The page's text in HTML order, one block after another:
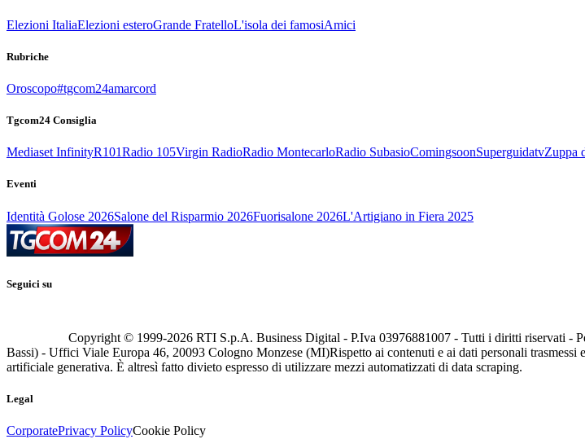
Elezioni ItaliaElezioni esteroGrande FratelloL'isola dei famosiAmici
Rubriche
Oroscopo#tgcom24amarcord
Tgcom24 Consiglia
Mediaset InfinityR101Radio 105Virgin RadioRadio MontecarloRadio SubasioComingsoonSuperguidatvZuppa
Eventi
Identità Golose 2026Salone del Risparmio 2026Fuorisalone 2026L'Artigiano in Fiera 2025
Seguici su
Copyright © 1999-2026 RTI S.p.A. Business Digital - P.Iva 03976881007 - Tutti i diritti riservati -
Bassi) - Uffici Viale Europa 46, 20093 Cologno Monzese (MI)Rispetto ai contenuti e ai dati personali
artificiale generativa. È altresì fatto divieto espresso di utilizzare mezzi automatizzati di data scraping.
Legal
CorporatePrivacy PolicyCookie Policy